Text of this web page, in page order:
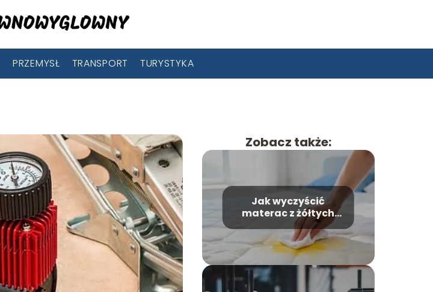
PRZEMYSŁ TRANSPORT TURYSTYKA
Zobacz także:
Jak wyczyścić
materac z żółtych
plam? Skuteczne
domowe sposoby